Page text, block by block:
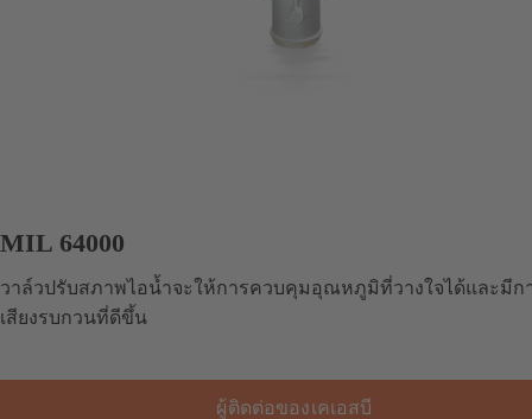
MIL 64000
วาล์วปรับสภาพไอน้ำจะให้การควบคุมอุณหภูมิที่วางใจได้และมีก
เสียงรบกวนที่ดีขึ้น
ผู้ติดต่อของเคเอสบี